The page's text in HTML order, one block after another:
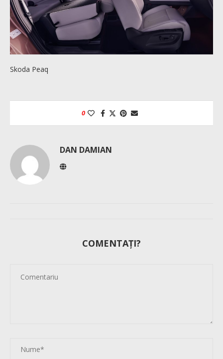
Skoda Peaq
0
DAN DAMIAN
COMENTAȚI?